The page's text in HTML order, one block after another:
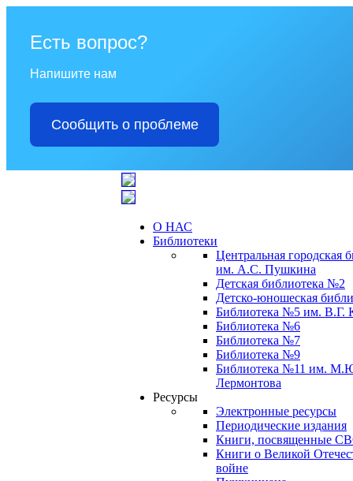
Есть вопрос?
Напишите нам
Сообщить о проблеме
О НАС
Библиотеки
Центральная городская
им. А.С. Пушкина
Детская библиотека №2
Детско-юношеская
Библиотека №5 им. В.Г.
Библиотека №6
Библиотека №7
Библиотека №9
Библиотека №11 им.
Лермонтова
Ресурсы
Электронные ресурсы
Периодические издания
Книги, посвященные
Книги о Великой
войне